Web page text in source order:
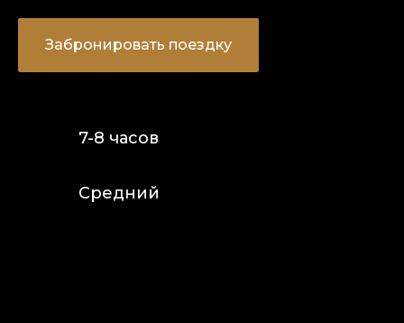
Забронировать поездку
7-8 часов
Средний